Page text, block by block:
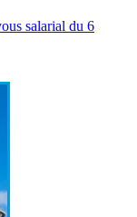
salarial du 6